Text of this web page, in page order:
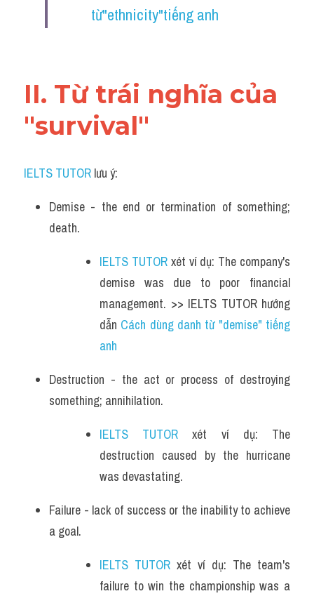
từ"ethnicity"tiếng anh
II. Từ trái nghĩa của
"survival"
IELTS TUTOR lưu ý:
Demise - the end or termination of something;
death.
IELTS TUTOR xét ví dụ: The company's
demise was due to poor financial
management. >> IELTS TUTOR hướng
dẫn Cách dùng danh từ "demise" tiếng
anh
Destruction - the act or process of destroying
something; annihilation.
IELTS TUTOR xét ví dụ: The
destruction caused by the hurricane
was devastating.
Failure - lack of success or the inability to achieve
a goal.
IELTS TUTOR xét ví dụ: The team's
failure to win the championship was a